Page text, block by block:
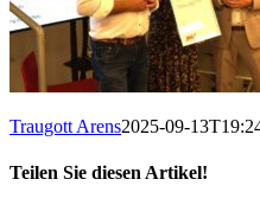
Traugott Arens2025-09-
Teilen Sie diesen Artikel!